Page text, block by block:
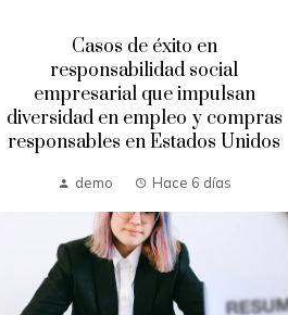
Casos de éxito en
responsabilidad social
empresarial que impulsan
diversidad en empleo y compras
responsables en Estados Unidos
demo Hace 6 días